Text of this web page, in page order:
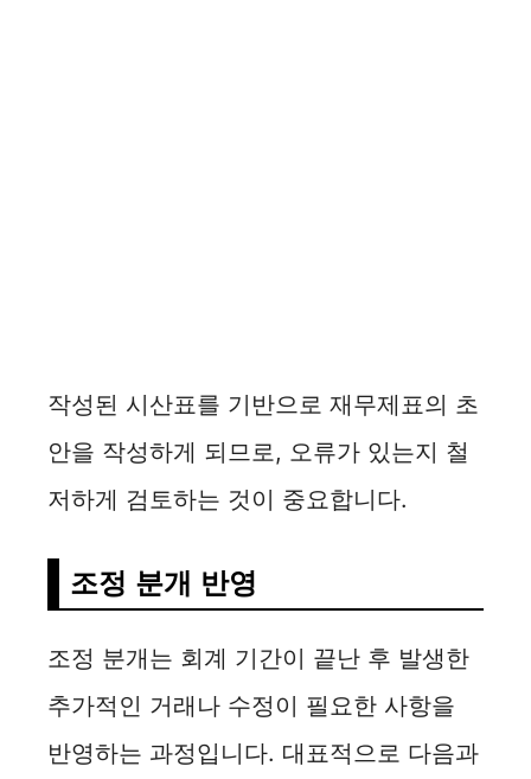
작성된 시산표를 기반으로 재무제표의 초
안을 작성하게 되므로, 오류가 있는지 철
저하게 검토하는 것이 중요합니다.
조정 분개 반영
조정 분개는 회계 기간이 끝난 후 발생한
추가적인 거래나 수정이 필요한 사항을
반영하는 과정입니다. 대표적으로 다음과